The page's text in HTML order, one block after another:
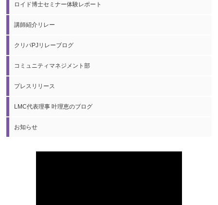
ロイド博士セミナー体験レポート
講師紹介リレー
クリパPJリレーブログ
コミュニティマネジメント部
プレスリリース
LMC代表理事 叶理恵のブログ
お知らせ